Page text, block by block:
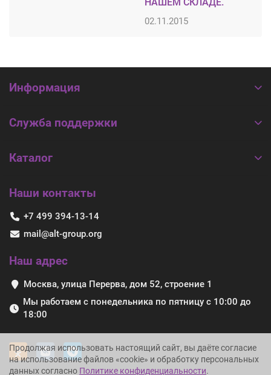
02.11.2015
Продолжая использовать настоящий сайт, вы даёте согласие
на использование файлов «cookie» и обработку персональных
данных согласно Политике конфиденциальности.
Информация
Служба поддержки
Каталог
Наши контакты
+7 499 394-13-14
mail@alt-group.org
Наш адрес
Москва, улица Перерва, дом 52, строение 1
Мы работаем с понедельника по пятницу с 10:00 до
18:00